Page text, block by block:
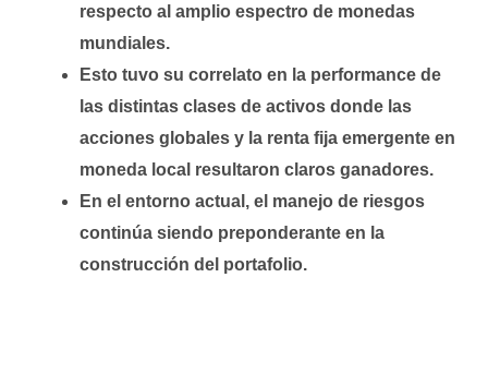
respecto al amplio espectro de monedas
mundiales.
Esto tuvo su correlato en la performance de
las distintas clases de activos donde las
acciones globales y la renta fija emergente en
moneda local resultaron claros ganadores.
En el entorno actual, el manejo de riesgos
continúa siendo preponderante en la
construcción del portafolio.